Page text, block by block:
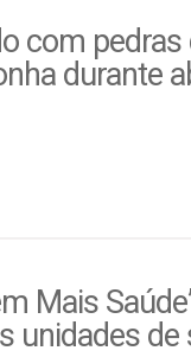
com pedras
durante
Mais
unidades de